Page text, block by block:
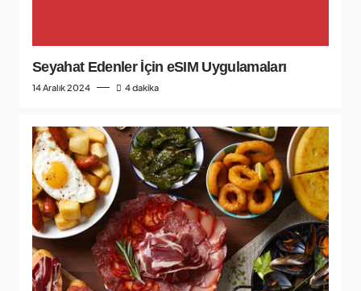
Seyahat Edenler İçin eSIM Uygulamaları
14 Aralık 2024 4 dakika